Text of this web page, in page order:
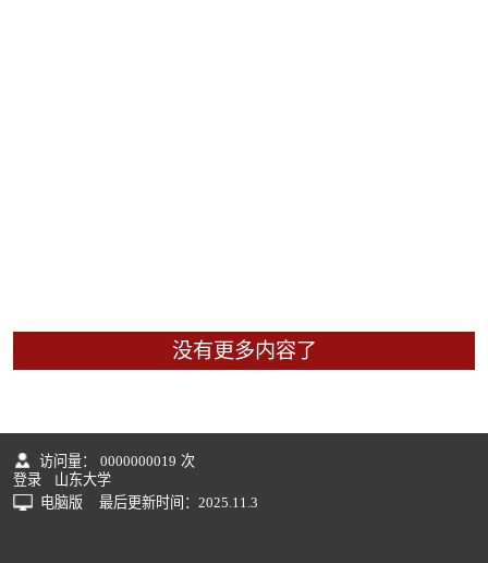
没有更多内容了
访问量： 0000000019 次
登录
山东大学
电脑版
最后更新时间： 2025 11 3